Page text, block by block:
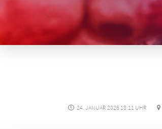
24. JANUAR 2026 18:11 UHR